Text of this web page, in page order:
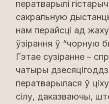
ператварылі
сакральную
нам перайсці ад
ўзірання ў “чорную
Гэтае сузіранне –
чатыры
ператварылася ў
сілу, даказваючы,